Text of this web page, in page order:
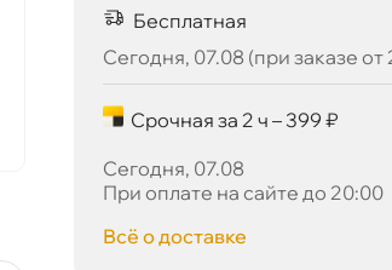
8 897 ₽9 365 ₽
корзину
Бесплатная
Сегодня, 07.08 (при заказе от
Срочная за 2 ч – 399 ₽
Сегодня, 07.08
При оплате на сайте до 20:00
сё о доставке